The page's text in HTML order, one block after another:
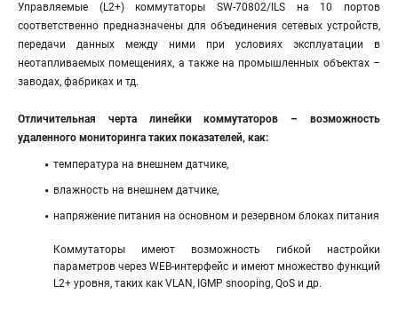
Управляемые (L2+) коммутаторы SW-70802/ILS на 10 портов
соответственно предназначены для объединения сетевых устройств,
передачи данных между ними при условиях эксплуатации в
неотапливаемых помещениях, а также на промышленных объектах –
заводах, фабриках и тд.
Отличительная черта линейки коммутаторов – возможность
удаленного мониторинга таких показателей, как:
температура на внешнем датчике,
влажность на внешнем датчике,
напряжение питания на основном и резервном блоках питания
Коммутаторы имеют возможность гибкой настройки
параметров через WEB-интерфейс и имеют множество функций
L2+ уровня, таких как VLAN, IGMP snooping, QoS и др.